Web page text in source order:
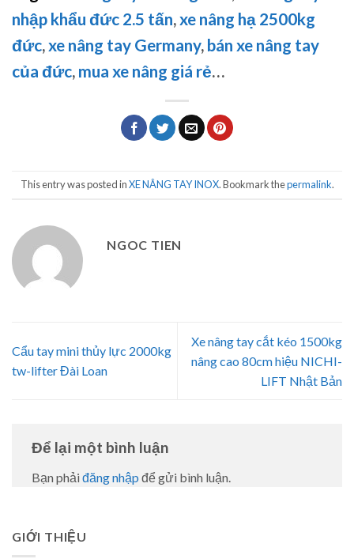
nhập khẩu đức 2.5 tấn,xe nâng hạ 2500kg
đức,xe nâng tay Germany, bán xe nâng tay
của đức, mua xe nâng giá rẻ…
This entry was posted inXE NÂNG TAY INOX. Bookmark thepermalink.
NGOC TIEN
Cẩu tay mini thủy lực 2000kg
tw-lifter Đài Loan
Xe nâng tay cắt kéo 1500kg
nâng cao 80cm hiệu NICHI-
LIFT Nhật Bản
Để lại một bình luận
Bạn phải đăng nhập để gửi bình luận.
GIỚI THIỆU